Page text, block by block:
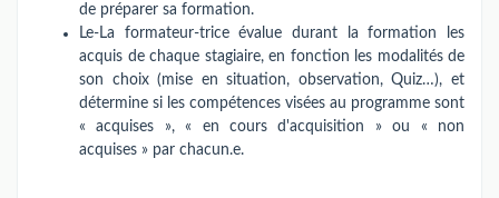
de préparer sa formation.
Le-La formateur-trice évalue durant la formation les
acquis de chaque stagiaire, en fonction les modalités de
son choix (mise en situation, observation, Quiz…), et
détermine si les compétences visées au programme sont
« acquises », « en cours d'acquisition » ou « non
acquises » par chacun.e.